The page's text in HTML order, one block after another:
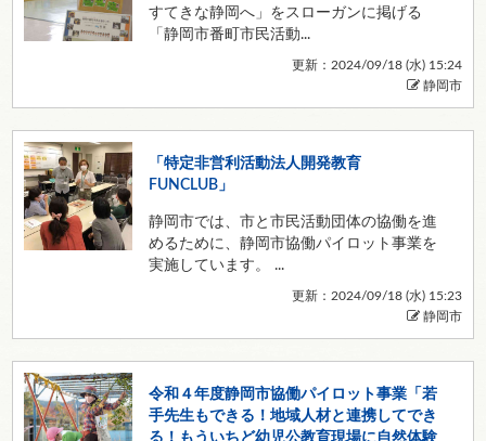
すてきな静岡へ」をスローガンに掲げる
「静岡市番町市民活動...
更新：2024/09/18 (水) 15:24
静岡市
「特定非営利活動法人開発教育
FUNCLUB」
静岡市では、市と市民活動団体の協働を進
めるために、静岡市協働パイロット事業を
実施しています。 ...
更新：2024/09/18 (水) 15:23
静岡市
令和４年度静岡市協働パイロット事業「若
手先生もできる！地域人材と連携してでき
る！もういちど幼児公教育現場に自然体験